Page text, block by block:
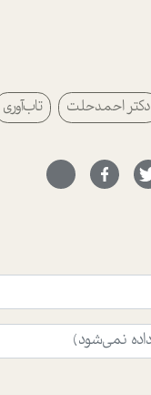
دکتر احمدحلت تاب‌آوری